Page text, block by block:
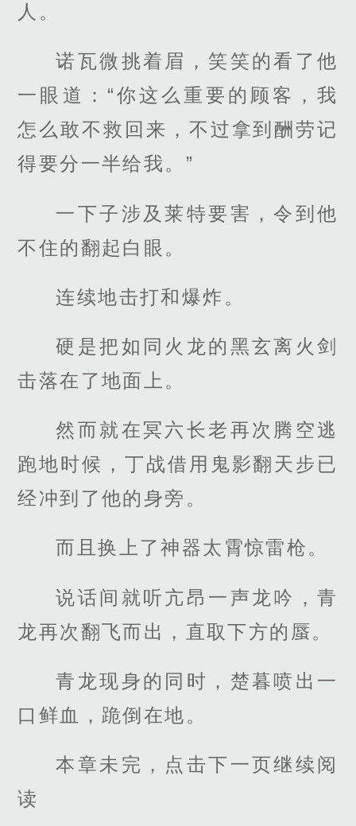
人。
诺瓦微挑着眉，笑笑的看了他
一眼道：“你这么重要的顾客，我
怎么敢不救回来，不过拿到酬劳记
得要分一半给我。”
一下子涉及莱特要害，令到他
不住的翻起白眼。
连续地击打和爆炸。
硬是把如同火龙的黑玄离火剑
击落在了地面上。
然而就在冥六长老再次腾空逃
跑地时候，丁战借用鬼影翻天步已
经冲到了他的身旁。
而且换上了神器太霄惊雷枪。
说话间就听亢昂一声龙吟，青
龙再次翻飞而出，直取下方的蜃。
青龙现身的同时，楚暮喷出一
口鲜血，跪倒在地。
本章未完，点击下一页继续阅
读